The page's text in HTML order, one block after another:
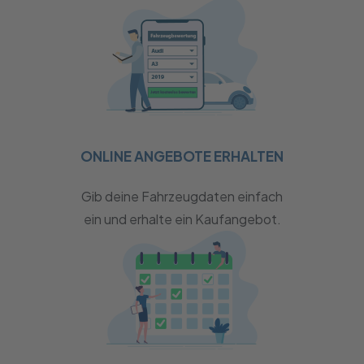
ONLINE ANGEBOTE ERHALTEN
Gib deine Fahrzeugdaten einfach
ein und erhalte ein Kaufangebot.